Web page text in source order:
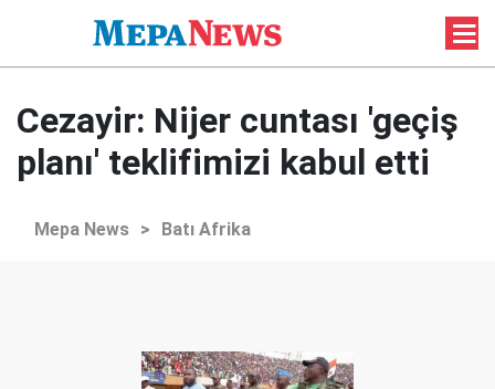
Cezayir: Nijer cuntası 'geçiş
planı' teklifimizi kabul etti
Mepa News > Batı Afrika